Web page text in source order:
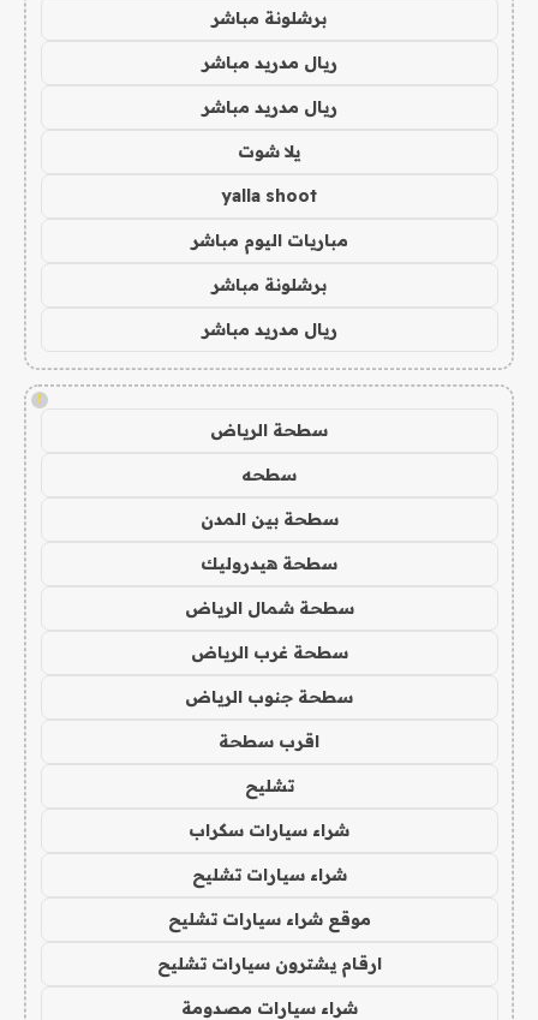
برشلونة مباشر
ريال مدريد مباشر
ريال مدريد مباشر
يلا شوت
yalla shoot
مباريات اليوم مباشر
برشلونة مباشر
ريال مدريد مباشر
!
سطحة الرياض
سطحه
سطحة بين المدن
سطحة هيدروليك
سطحة شمال الرياض
سطحة غرب الرياض
سطحة جنوب الرياض
اقرب سطحة
تشليح
شراء سيارات سكراب
شراء سيارات تشليح
موقع شراء سيارات تشليح
ارقام يشترون سيارات تشليح
شراء سيارات مصدومة